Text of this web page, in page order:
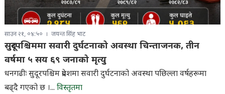
साउन २१, ०४:५० जयन्त सिंह भाट
सुदूरपश्चिममा सवारी दुर्घटनाको अवस्था चिन्ताजनक, तीन
वर्षमा ५ सय ६९ जनाको मृत्यु
धनगढीः सुदूरपश्चिम प्रदेशमा सवारी दुर्घटनाको अवस्था पछिल्ला वर्षहरूमा
बढ्दै गएको छ ।... विस्तृतमा